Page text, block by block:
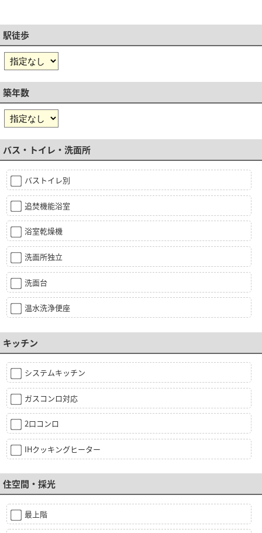
駅徒歩
築年数
バス・トイレ・洗面所
バストイレ別
追焚機能浴室
浴室乾燥機
洗面所独立
洗面台
温水洗浄便座
キッチン
システムキッチン
ガスコンロ対応
2口コンロ
IHクッキングヒーター
住空間・採光
最上階